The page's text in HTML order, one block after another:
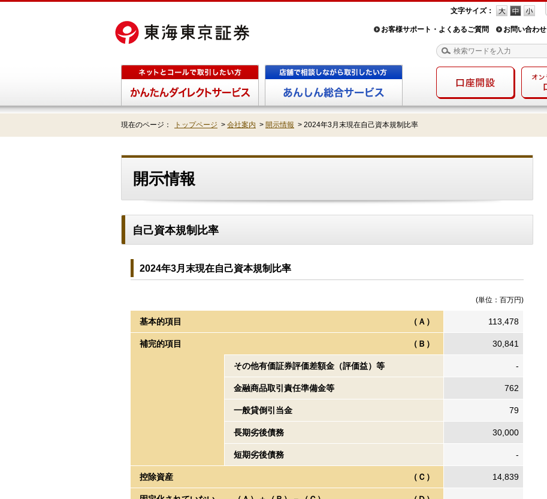
文字サイズ：
お客様サポート・よくあるご質問 お問い合わせ
現在のページ： トップページ > 会社案内 > 開示情報 > 2024年3月末現在自己資本規制比率
開示情報
自己資本規制比率
2024年3月末現在自己資本規制比率
(単位：百万円)
基本的項目 （Ａ） 113,478
補完的項目 （Ｂ） 30,841
その他有価証券評価差額金（評価益）等 -
金融商品取引責任準備金等 762
一般貸倒引当金 79
長期劣後債務 30,000
短期劣後債務 -
控除資産 （Ｃ） 14,839